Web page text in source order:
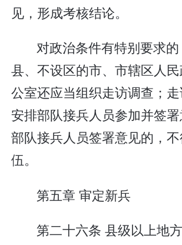
见，形成考核结论。
对政治条件有特别要求
县、不设区的市、市辖区人
公室还应当组织走访调查；
安排部队接兵人员参加并签
部队接兵人员签署意见的，
伍。
第五章 审定新兵
第二十六条 县级以上地